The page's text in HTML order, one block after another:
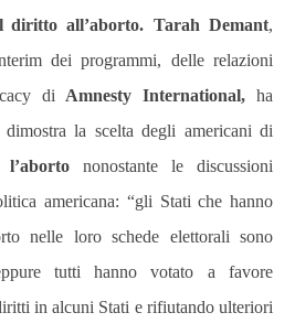
diritto all’aborto. Tarah Demant,
dei programmi, delle relazioni
di Amnesty International, ha
la scelta degli americani di
nonostante le discussioni
americana: “gli Stati che hanno
nelle loro schede elettorali sono
tutti hanno votato a favore
in alcuni Stati e rifiutando ulteriori